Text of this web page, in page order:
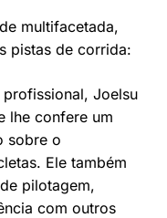
multifacetada,
pistas de corrida:
Joelsu
lhe confere um
sobre o
Ele também
pilotagem,
com outros